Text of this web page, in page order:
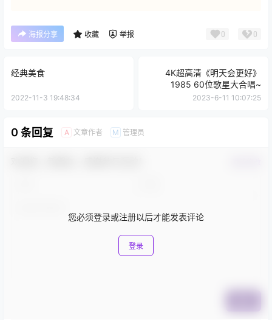
海报分享 收藏 举报 0 0
经典美食
2022-11-3 19:48:34
4K超高清《明天会更好》
1985 60位歌星大合唱~
2023-6-11 10:07:25
0 条回复 A 文章作者 M 管理员
您必须登录或注册以后才能发表评论
登录